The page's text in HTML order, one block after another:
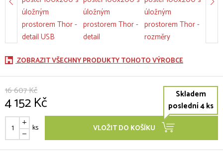
ZOBRAZIT VŠECHNY PRODUKTY TOHOTO VÝROBCE
16 607 Kč
4 152 Kč
Skladem
poslední 4 ks
ks VLOŽIT DO KOŠÍKU